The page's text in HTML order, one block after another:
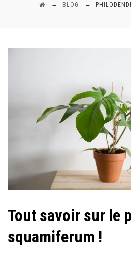
→ BLOG →
Tout savoir sur le
squamiferum !